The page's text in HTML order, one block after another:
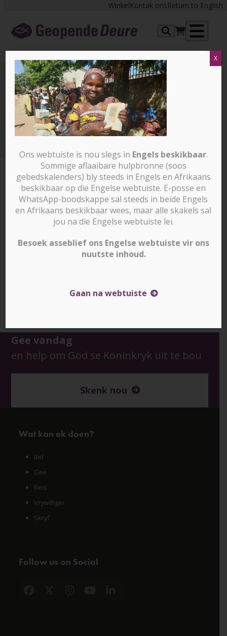
content
WinkelKontak onsReturn to English
BIBLES_CAMEROON
How much is a Bible worth in Cameroon? (slegs in
Engels beskikbaar)
BIBLES_CAMEROON
full (1000x500)|large (980x490)
Gee vandag
en help om God se Koninkryk uit te bou
Skenk nou
Wat kan ek doen?
Bid
Gee
Reis
Vrywilliger
Skryf
Follow us on Social
Ons webtuiste is nou slegs in Engels beskikbaar.
Sommige aflaaibare hulpbronne (soos
gebedskalenders) bly steeds in Engels en Afrikaans
beskikbaar op die Engelse webtuiste. E-posse en
WhatsApp-boodskappe sal steeds in beide Engels
en Afrikaans beskikbaar wees, maar alle skakels sal
jou na die Engelse webtuiste lei.
Besoek asseblief ons Engelse webtuiste vir ons
nuutste inhoud.
Gaan na webtuiste
X